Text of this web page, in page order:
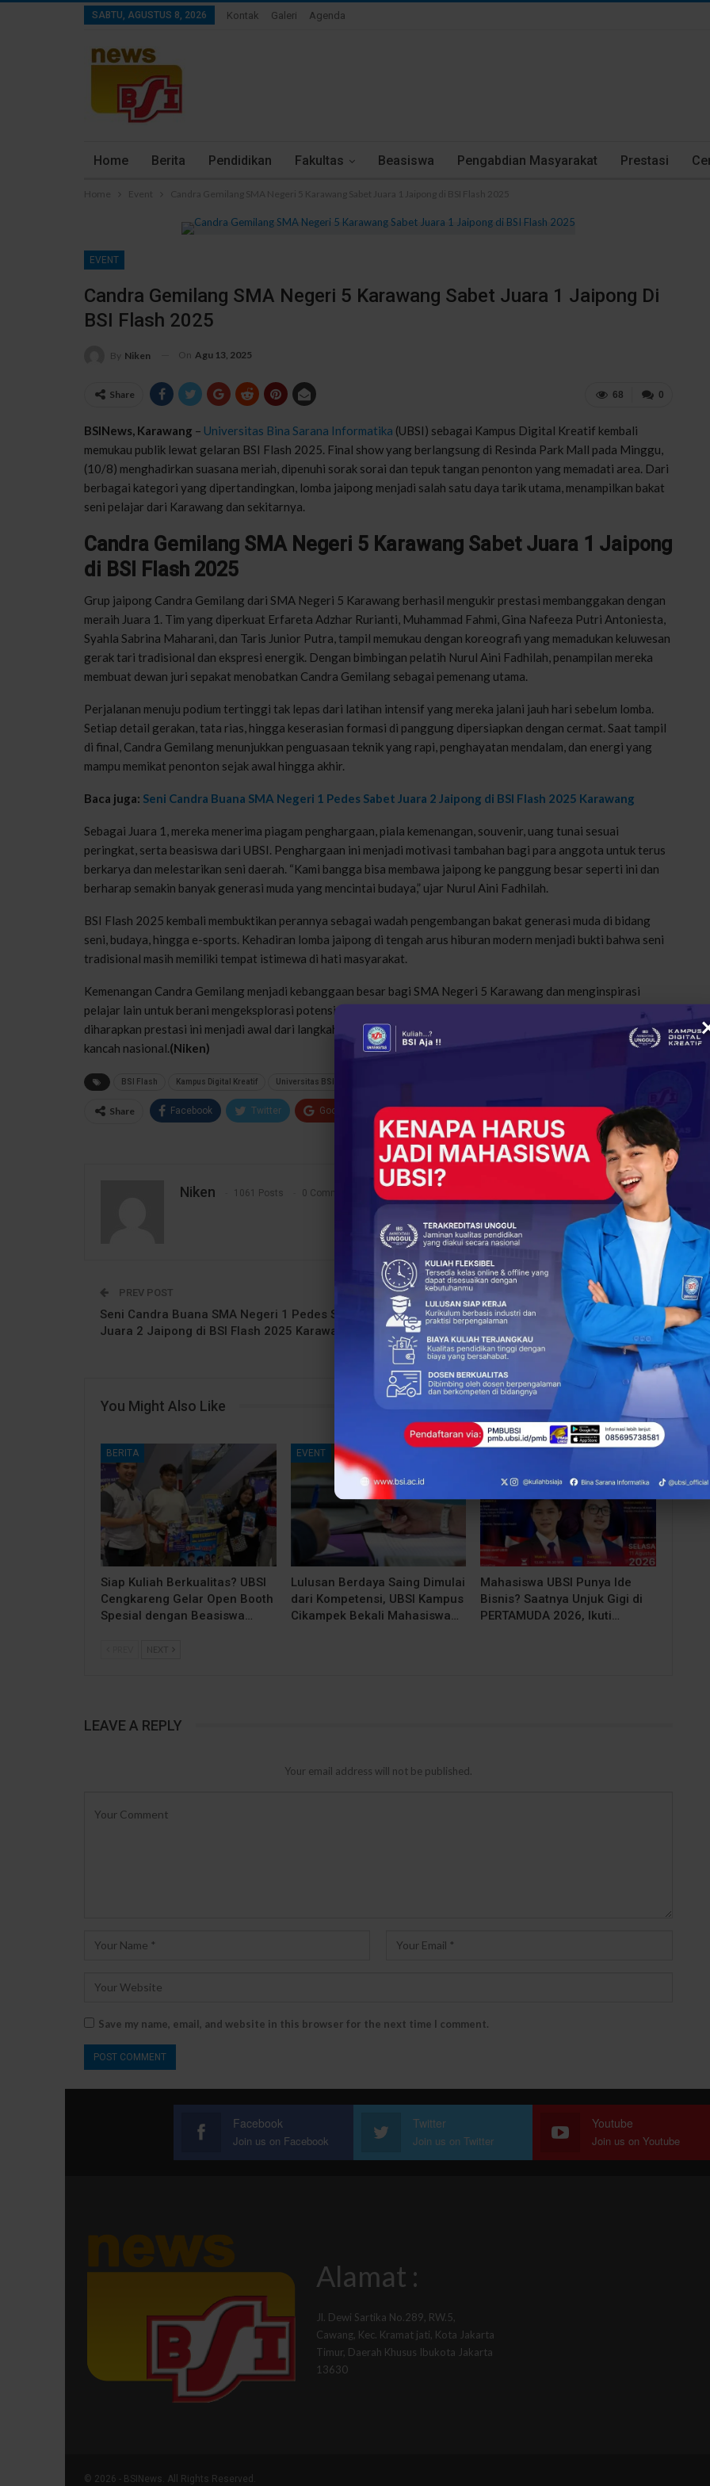
SABTU, AGUSTUS 8, 2026 Kontak Galeri Agenda
Home Berita Pendidikan Fakultas Beasiswa Pengabdian Masyarakat Prestasi
Home Event Candra Gemilang SMA Negeri 5 Karawang Sabet Juara 1 Jaipong di BSI Flash 2025
EVENT
Candra Gemilang SMA Negeri 5 Karawang Sabet Juara 1 Jaipong Di
BSI Flash 2025
By Niken On Agu 13, 2025
0
68
Share
BSINews, Karawang – Universitas Bina Sarana Informatika (UBSI) sebagai Kampus Digital Kreatif kembali
memukau publik lewat gelaran BSI Flash 2025. Final show yang berlangsung di Resinda Park Mall pada Minggu,
(10/8) menghadirkan suasana meriah, dipenuhi sorak sorai dan tepuk tangan penonton yang memadati area. Dari
berbagai kategori yang dipertandingkan, lomba jaipong menjadi salah satu daya tarik utama, menampilkan bakat
seni pelajar dari Karawang dan sekitarnya.
Candra Gemilang SMA Negeri 5 Karawang Sabet Juara 1 Jaipong
di BSI Flash 2025
Grup jaipong Candra Gemilang dari SMA Negeri 5 Karawang berhasil mengukir prestasi membanggakan dengan
meraih Juara 1. Tim yang diperkuat Erfareta Adzhar Rurianti, Muhammad Fahmi, Gina Nafeeza Putri Antoniesta,
Syahla Sabrina Maharani, dan Taris Junior Putra, tampil memukau dengan koreografi yang memadukan keluwesan
gerak tari tradisional dan ekspresi energik. Dengan bimbingan pelatih Nurul Aini Fadhilah, penampilan mereka
membuat dewan juri sepakat menobatkan Candra Gemilang sebagai pemenang utama.
Perjalanan menuju podium tertinggi tak lepas dari latihan intensif yang mereka jalani jauh hari sebelum lomba.
Setiap detail gerakan, tata rias, hingga keserasian formasi di panggung dipersiapkan dengan cermat. Saat tampil
di final, Candra Gemilang menunjukkan penguasaan teknik yang rapi, penghayatan mendalam, dan energi yang
mampu memikat penonton sejak awal hingga akhir.
Baca juga: Seni Candra Buana SMA Negeri 1 Pedes Sabet Juara 2 Jaipong di BSI Flash 2025 Karawang
Sebagai Juara 1, mereka menerima piagam penghargaan, piala kemenangan, souvenir, uang tunai sesuai
peringkat, serta beasiswa dari UBSI. Penghargaan ini menjadi motivasi tambahan bagi para anggota untuk terus
berkarya dan melestarikan seni daerah. “Kami bangga bisa membawa jaipong ke panggung besar seperti ini dan
berharap semakin banyak generasi muda yang mencintai budaya,” ujar Nurul Aini Fadhilah.
BSI Flash 2025 kembali membuktikan perannya sebagai wadah pengembangan bakat generasi muda di bidang
seni, budaya, hingga e-sports. Kehadiran lomba jaipong di tengah arus hiburan modern menjadi bukti bahwa seni
tradisional masih memiliki tempat istimewa di hati masyarakat.
Kemenangan Candra Gemilang menjadi kebanggaan besar bagi SMA Negeri 5 Karawang dan menginspirasi
pelajar lain untuk berani mengeksplorasi potensi mereka. Dengan dukungan sekolah, keluarga, dan komunitas,
diharapkan prestasi ini menjadi awal dari langkah lebih besar dalam menjaga dan mempopulerkan jaipong di
kancah nasional.(Niken)
BSI Flash Kampus Digital Kreatif Universitas BSI
0
68
Share Facebook Twitter Google+ ReddIt
Niken 1061 Posts 0 Comments
PREV POST
Seni Candra Buana SMA Negeri 1 Pedes Sabet
Juara 2 Jaipong di BSI Flash 2025 Karawang
NEXT POST
Arkananta Dahayu SMKN 1 Cikampek Juara 3
Jaipong di BSI Flash 2025
You Might Also Like More From Author
BERITA
Siap Kuliah Berkualitas? UBSI
Cengkareng Gelar Open Booth
Spesial dengan Beasiswa…
EVENT
Lulusan Berdaya Saing Dimulai
dari Kompetensi, UBSI Kampus
Cikampek Bekali Mahasiswa…
Mahasiswa UBSI Punya Ide
Bisnis? Saatnya Unjuk Gigi di
PERTAMUDA 2026, Ikuti…
NEXT
LEAVE A REPLY
Your email address will not be published.
Save my name, email, and website in this browser for the next time I comment.
Facebook
Join us on Facebook
Twitter
Join us on Twitter
Youtube
Join us on Youtube
Alamat :
Jl. Dewi Sartika No.289, RW.5,
Cawang, Kec. Kramat jati, Kota Jakarta
Timur, Daerah Khusus Ibukota Jakarta
13630
© 2026 - BSINews. All Rights Reserved.